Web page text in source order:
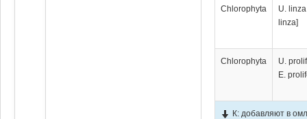
Chlorophyta
U.
linza]
Chlorophyta
U.
E.
К: добавляют в